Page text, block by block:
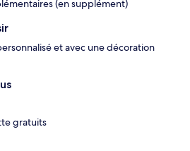
(en supplément)
et avec une décoration
gratuits